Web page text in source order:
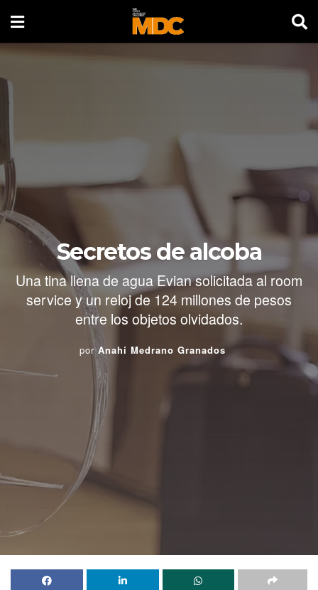
Secretos de alcoba
Una tina llena de agua Evian solicitada al room
service y un reloj de 124 millones de pesos
entre los objetos olvidados.
por Anahí Medrano Granados